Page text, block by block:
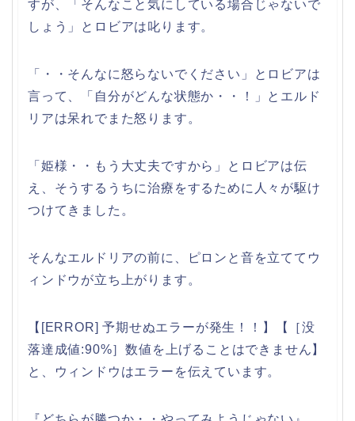
すが、「そんなこと気にしている場合じゃないで
しょう」とロビアは叱ります。
「・・そんなに怒らないでください」とロビアは
言って、「自分がどんな状態か・・！」とエルド
リアは呆れでまた怒ります。
「姫様・・もう大丈夫ですから」とロビアは伝
え、そうするうちに治療をするために人々が駆け
つけてきました。
そんなエルドリアの前に、ピロンと音を立ててウ
ィンドウが立ち上がります。
【[ERROR] 予期せぬエラーが発生！！】【［没
落達成値:90%］数値を上げることはできません】
と、ウィンドウはエラーを伝えています。